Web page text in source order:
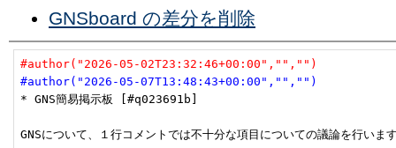
GNSboard の差分を削除
#author("2026-05-02T23:32:46+00:00","","")
#author("2026-05-07T13:48:43+00:00","","")
* GNS簡易掲示板 [#q023691b]
GNSについて、１行コメントでは不十分な項目についての議論を行いま